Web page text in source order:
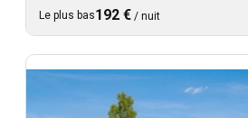
Le plus bas192 € / nuit